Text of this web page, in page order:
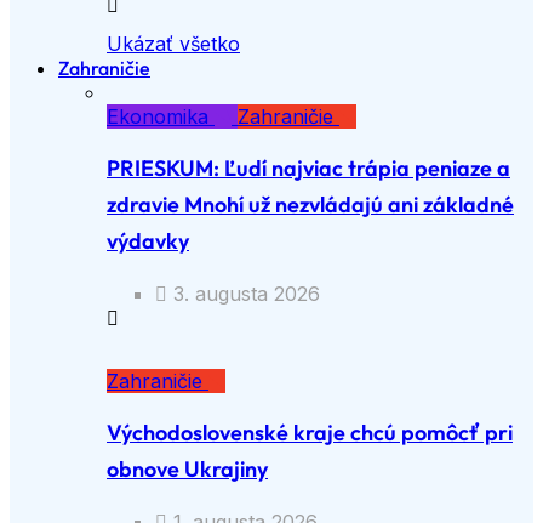
Ukázať všetko
Zahraničie
Ekonomika
Zahraničie
PRIESKUM: Ľudí najviac trápia peniaze a
zdravie Mnohí už nezvládajú ani základné
výdavky
3. augusta 2026
Zahraničie
Východoslovenské kraje chcú pomôcť pri
obnove Ukrajiny